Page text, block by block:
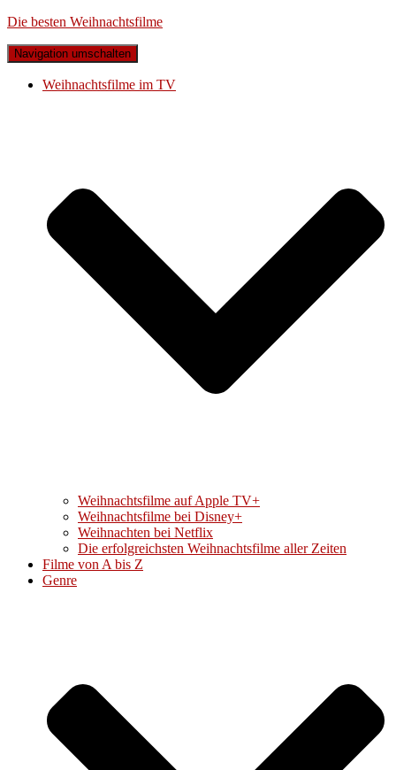
Die besten Weihnachtsfilme
Navigation umschalten
Weihnachtsfilme im TV
Weihnachtsfilme auf Apple TV+
Weihnachtsfilme bei Disney+
Weihnachten bei Netflix
Die erfolgreichsten Weihnachtsfilme aller Zeiten
Filme von A bis Z
Genre